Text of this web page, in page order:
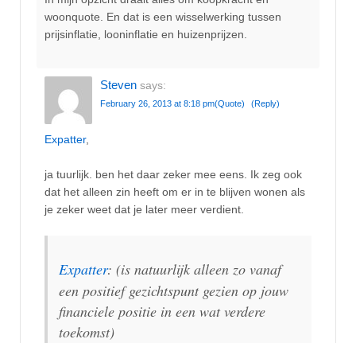
woonquote. En dat is een wisselwerking tussen
prijsinflatie, looninflatie en huizenprijzen.
Steven says:
February 26, 2013 at 8:18 pm(Quote) (Reply)
Expatter,
ja tuurlijk. ben het daar zeker mee eens. Ik zeg ook
dat het alleen zin heeft om er in te blijven wonen als
je zeker weet dat je later meer verdient.
Expatter: (is natuurlijk alleen zo vanaf
een positief gezichtspunt gezien op jouw
financiele positie in een wat verdere
toekomst)